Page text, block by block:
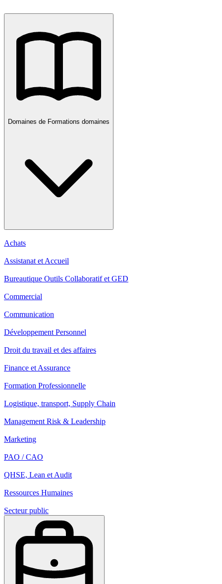
Domaines de Formations domaines
Achats
Assistanat et Accueil
Bureautique Outils Collaboratif et GED
Commercial
Communication
Développement Personnel
Droit du travail et des affaires
Finance et Assurance
Formation Professionnelle
Logistique, transport, Supply Chain
Management Risk & Leadership
Marketing
PAO / CAO
QHSE, Lean et Audit
Ressources Humaines
Secteur public